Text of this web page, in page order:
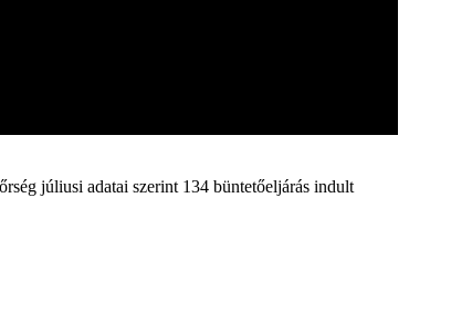
júliusi adatai szerint 134 büntetőeljárás indult